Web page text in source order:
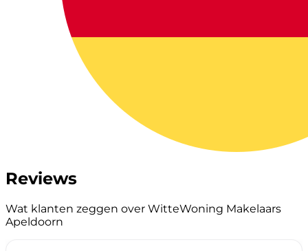
Reviews
Wat klanten zeggen over WitteWoning Makelaars
Apeldoorn